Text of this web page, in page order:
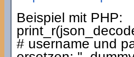
Beispiel mit PHP:
# username und